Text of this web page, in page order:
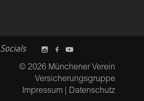
Socials
© 2026 Münchener Verein
Versicherungsgruppe
Impressum
Datenschutz